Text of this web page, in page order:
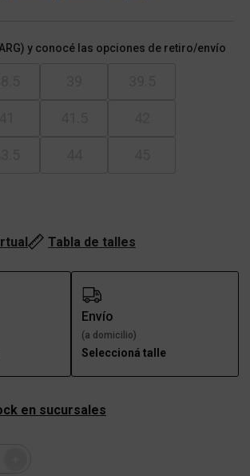
y conocé las opciones de retiro/envío
Tabla de talles
Envío
(a domicilio)
Seleccioná talle
en sucursales